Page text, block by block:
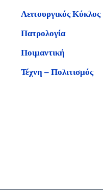
Λειτουργικός Κύκλος
Πατρολογία
Ποιμαντική
Τέχνη – Πολιτισμός